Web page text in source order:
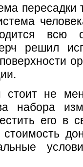
пересадки
всю
решил
стоит не
набора
его в